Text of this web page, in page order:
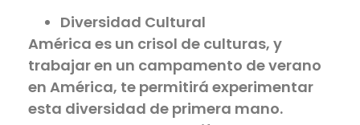
Diversidad Cultural
América es un crisol de culturas, y
trabajar en un campamento de verano
en América, te permitirá experimentar
esta diversidad de primera mano.